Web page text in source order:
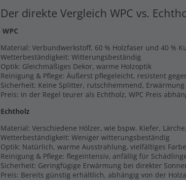
Der direkte Vergleich WPC vs.
WPC
Material: Verbundwerkstoff, 60 % Holzfaser und 40 %
Wetterbeständigkeit: Witterungsbeständig
Optik: Gleichmäßiges Dekor, warme Holzoptik
Reinigung & Pflege: Äußerst pflegeleicht, resistent
Sicherheit: Keine Splitter, rutschhemmend,
Preis: In der Regel teurer als Echtholz, WPC Preis
Echtholz
Material: Verschiedene Hölzer, wie bspw. Kiefer,
Wetterbeständigkeit: Weniger witterungsbeständig
Optik: Natürlich, warme Ausstrahlung, vielfältiges
Reinigung & Pflege: flegeintensiv, anfällig für
Sicherheit: Geringfügige Erwärmung bei direkter
Preis: Bereits günstig erhältlich, abhängig von der